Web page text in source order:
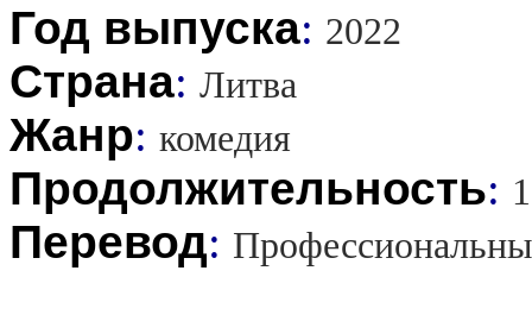
Год выпуска: 2022
Страна: Литва
Жанр: комедия
Продолжительность:
Перевод: